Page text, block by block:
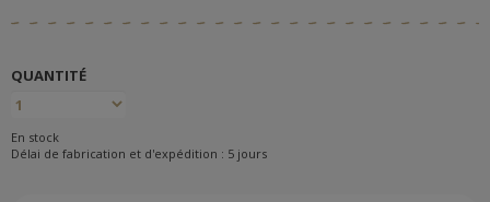
QUANTITÉ
En stock
Délai de fabrication et d'expédition : 5 jours